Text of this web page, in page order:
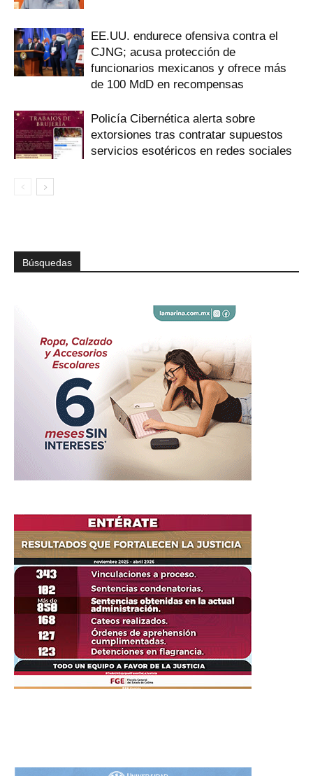
EE.UU. endurece ofensiva contra el
CJNG; acusa protección de
funcionarios mexicanos y ofrece más
de 100 MdD en recompensas
Policía Cibernética alerta sobre
extorsiones tras contratar supuestos
servicios esotéricos en redes sociales
Búsquedas